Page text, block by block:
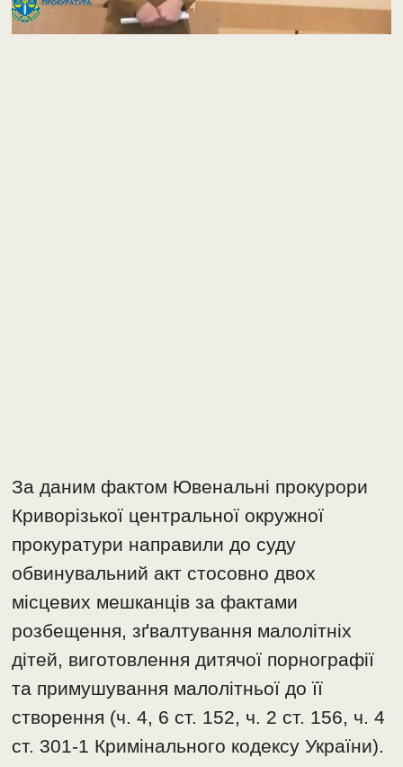
За даним фактом Ювенальні прокурори
Криворізької центральної окружної
прокуратури направили до суду
обвинувальний акт стосовно двох
місцевих мешканців за фактами
розбещення, зґвалтування малолітніх
дітей, виготовлення дитячої порнографії
та примушування малолітньої до її
створення (ч. 4, 6 ст. 152, ч. 2 ст. 156, ч. 4
ст. 301-1 Кримінального кодексу України).